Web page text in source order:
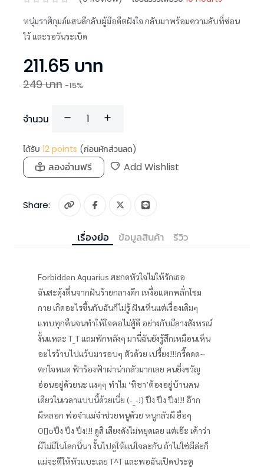
หนุ่มราศีกุมภ์แสนลึกลับผู้มีอดีตฝังใจ กลับมาพร้อมความลับที่ซ่อน
ไว้ และรอวันระเบิด
211.65 บาท
249บาท -15%
จำนวน
ได้รับ 12 points (ก่อนหักส่วนลด)
ลองอ่านฟรี Add Wishlist
Share:
เรื่องย่อ ข้อมูลสินค้า รีวิว
Forbidden Aquarius สะกดหัวใจไม่ให้รักเธอ
ฉันสะดุ้งตื่นจากฝันร้ายกลางดึก เหงื่อแตกพลั่กโซม
กาย เกิดอะไรขึ้นกับฉันก็ไม่รู้ ฝันเห็นแต่เรื่องเดิมๆ
แทบทุกคืนจนทำให้ใจคอไม่สู้ดี อย่างกับมีลางสังหรณ์
งั้นแหละ T_T แถมพักหลังๆ มานี่ฉันยังรู้สึกเหมือนเห็น
อะไรว้าบไปแว้บมารอบๆ ตัวด้วย เปรี้ยง!!!กรี๊ดดด~
ตกใจหมด ฟ้าร้องฟ้าผ่าน่ากลัวมากเลย คนยิ่งขวัญ
อ่อนอยู่ด้วยนะ แงๆๆ ทำไม ‘ทิชา’ต้องอยู่บ้านคน
เดียวในเวลาแบบนี้ด้วยเนี่ย (-_-!) ปึง ปึง ปึง!!! อ๊าก
ผีหลอก พ่อจ๋าแม่จ๋าช่วยหนูด้วย หนูกลัวผี ฮือๆ
O[]oปึง ปึง ปึง!!! ดูสิ เสียงดังไม่หยุดเลย แต่เอ๊ะ เค้าว่า
ผีไม่มีในโลกนี่นา งั้นไปดูให้แน่ใจละกัน ถ้าไม่ใช่ผีล่ะก็
แม่จะตีให้หัวแบะเลย T^T และพอฉันเปิดประตู